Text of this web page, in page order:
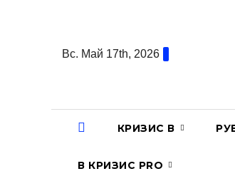
содержаниюВс. Май 17th, 2026
КРИЗИС В
В КРИЗИС PRO